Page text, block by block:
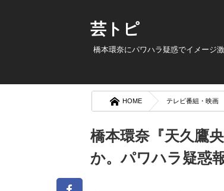
芸トピ
橋本環奈にパワハラ疑惑でイメージ
HOME テレビ番組・映画
橋本環奈『天久鷹
か。パワハラ疑惑